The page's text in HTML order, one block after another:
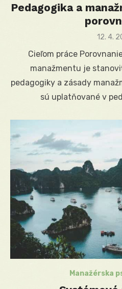
Pedagogika a
Posted
12. 4.
Cieľom práce
manažmentu je
pedagogiky a zásady
sú uplatňované v
Manažérska